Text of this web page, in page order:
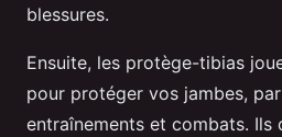
blessures.
Ensuite, les protège-tibias
pour protéger vos jambes,
entraînements et combats. Ils